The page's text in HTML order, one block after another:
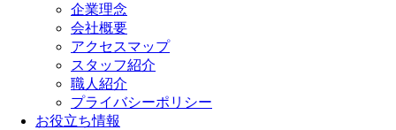
企業理念
会社概要
アクセスマップ
スタッフ紹介
職人紹介
プライバシーポリシー
お役立ち情報